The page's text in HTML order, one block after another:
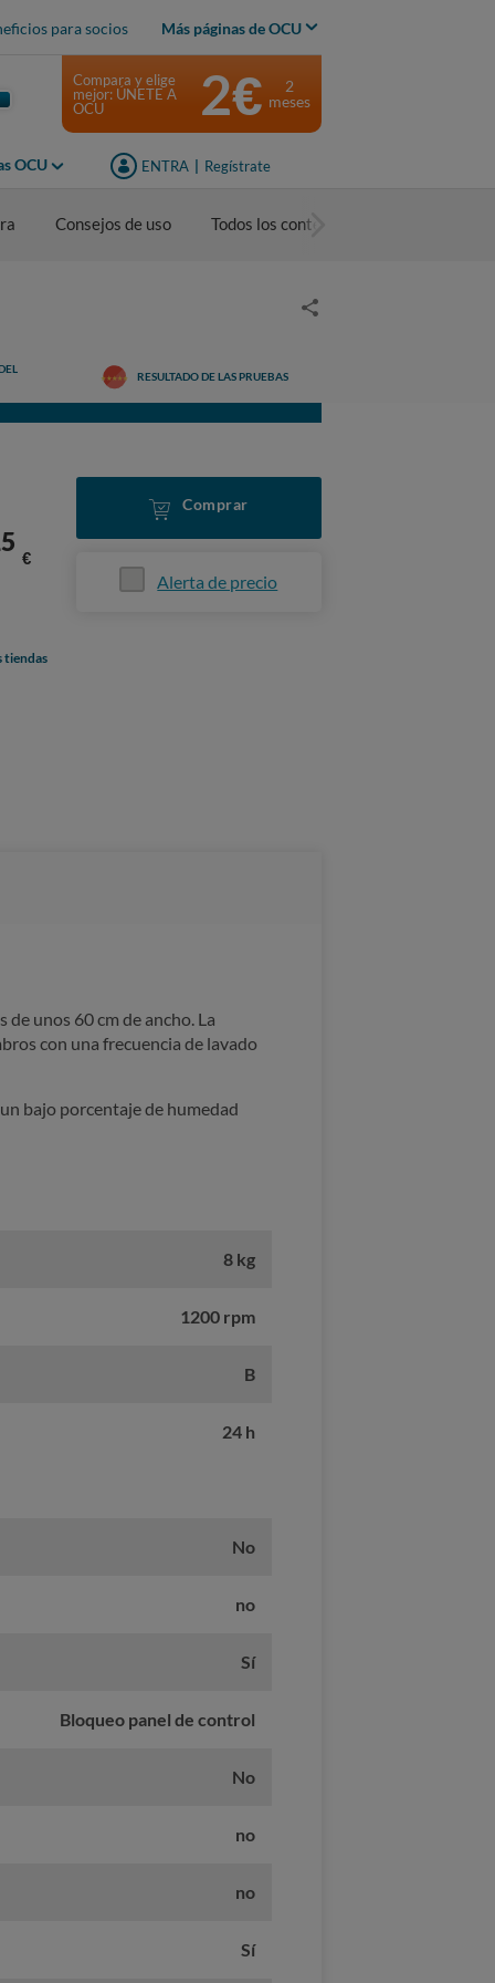
para socios Más páginas de OCU
OCU ENTRA Regístrate
Compara y elige
mejor: ÚNETE A
OCU
2€
2
meses
Consejos de uso Todos los contenidos
RESULTADO DE LAS PRUEBAS
€
Comprar
Alerta de precio
tiendas
unos 60 cm de ancho. La
con una frecuencia de lavado
bajo porcentaje de humedad
8 kg
1200 rpm
B
24 h
No
no
Sí
Bloqueo panel de control
No
no
no
Sí